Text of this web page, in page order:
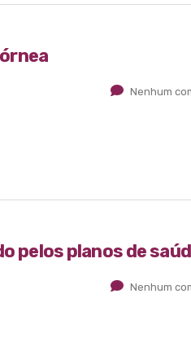
Nenhum
pelos planos de
Nenhum